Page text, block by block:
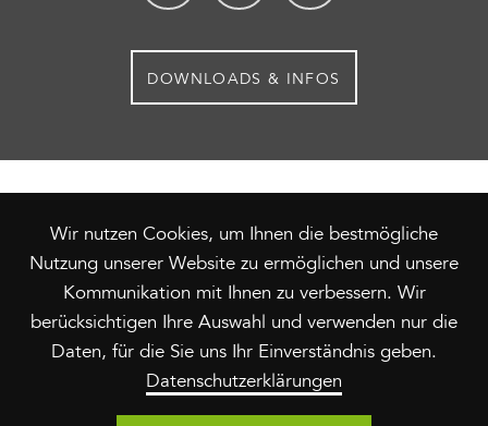
DOWNLOADS & INFOS
NAVIGATION
STEUERN OBJEKTE TEAM JOBS
DOWNLOADS & INFOS
Datenschutzerklärung
Copyright 2026 von Däniken Treuhand +
Verwaltungen GmbH
Wir nutzen Cookies, um Ihnen die bestmögliche
Nutzung unserer Website zu ermöglichen und unsere
Kommunikation mit Ihnen zu verbessern. Wir
berücksichtigen Ihre Auswahl und verwenden nur die
Daten, für die Sie uns Ihr Einverständnis geben.
Datenschutzerklärungen